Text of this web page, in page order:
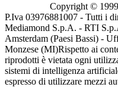
Copyright ©
P.Iva 03976881007 - Tutti i
Mediamond S.p.A. - RTI
Amsterdam (Paesi Bassi) -
Monzese (MI)Rispetto ai
riprodotti è vietata ogni
sistemi di intelligenza
espresso di utilizzare mezzi